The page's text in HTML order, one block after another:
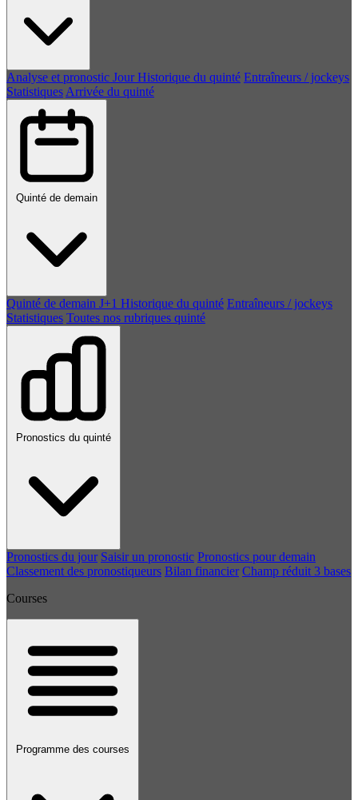
Analyse et pronostic Jour Historique du quinté Entraîneurs / jockeys
Statistiques Arrivée du quinté
Quinté de demain
Quinté de demain J+1 Historique du quinté Entraîneurs / jockeys
Statistiques Toutes nos rubriques quinté
Pronostics du quinté
Pronostics du jour Saisir un pronostic Pronostics pour demain
Classement des pronostiqueurs Bilan financier Champ réduit 3 bases
Courses
Programme des courses